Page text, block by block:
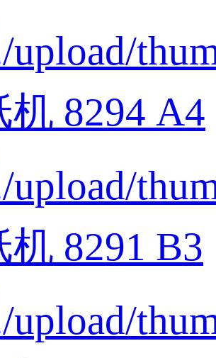
机 8294 A4
8291 B3